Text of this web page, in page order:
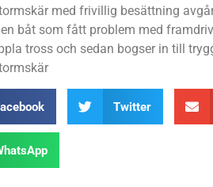
med frivillig besättning
båt som fått problem med
tross och sedan bogser in till
Twitter